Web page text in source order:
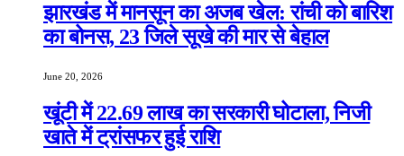
झारखंड में मानसून का अजब खेल: रांची को बारिश
का बोनस, 23 जिले सूखे की मार से बेहाल
June 20, 2026
खूंटी में 22.69 लाख का सरकारी घोटाला, निजी
खाते में ट्रांसफर हुई राशि